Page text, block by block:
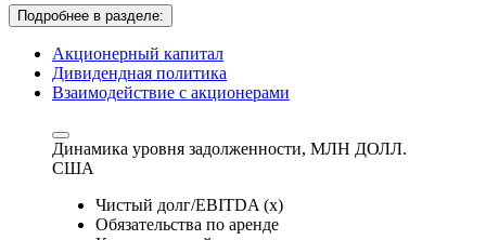
Подробнее в разделе:
Акционерный капитал
Дивидендная политика
Взаимодействие с акционерами
Динамика уровня задолженности, МЛН ДОЛЛ.
США
Чистый долг/EBITDA (x)
Обязательства по аренде